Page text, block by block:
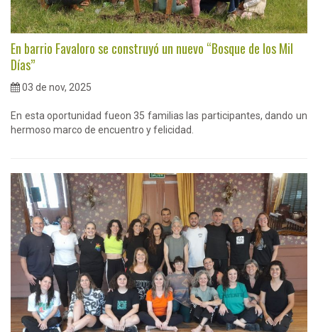
En barrio Favaloro se construyó un nuevo “Bosque de los Mil
Días”
03 de nov, 2025
En esta oportunidad fueon 35 familias las participantes, dando un
hermoso marco de encuentro y felicidad.